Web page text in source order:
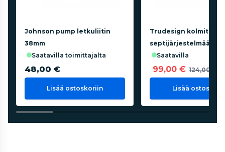
Johnson pump letkuliitin
38mm
saatavilla toimittajalta
48,00 €
Lisää ostoskoriin
Trudesign
septijärjestelmään 1
saatavilla
99,00 € 124,00 €
Lisää